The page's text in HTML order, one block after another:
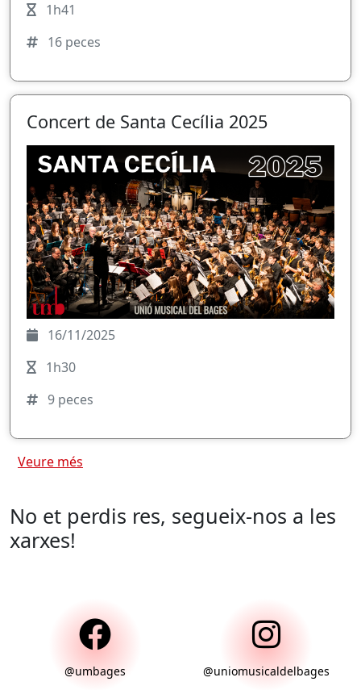
1h41
16 peces
Concert de Santa Cecília 2025
16/11/2025
1h30
9 peces
Veure més
No et perdis res, segueix-nos a les
xarxes!
@umbages @uniomusicaldelbages